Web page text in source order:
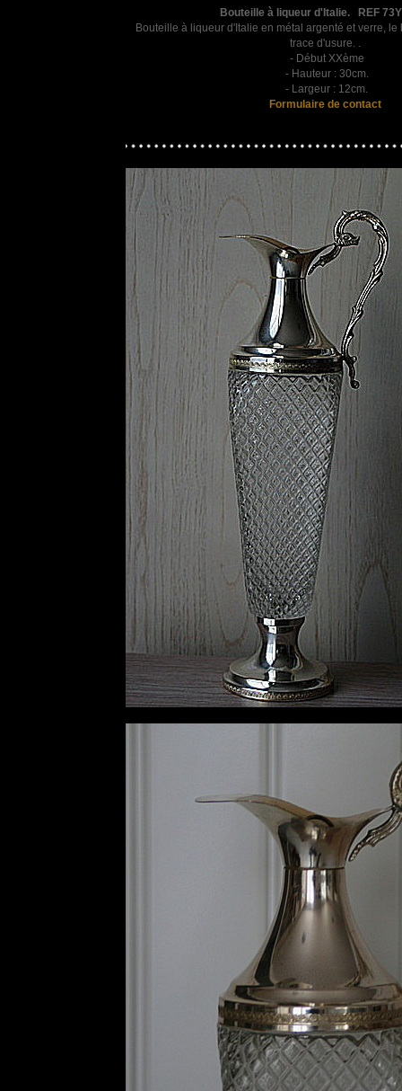
Bouteille à liqueur d'Italie. REF
Bouteille à liqueur d'Italie en métal argenté et verre,
trace d'usure. .
- Début XXème
- Hauteur : 30cm.
- Largeur : 12cm.
Formulaire de contact